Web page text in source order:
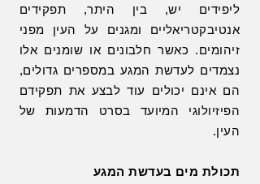
ליפידים יש, בין היתר, תפקידים
אנטיבקטריאליים ומגנים על העין מפני
זיהומים. כאשר חלבונים או שומנים אלו
נצמדים לעדשת המגע במספרים גדולים,
הם אינם יכולים עוד לבצע את תפקידם
הפיזיולוגי המיועד בסרט הדמעות של
העין.
תכולת מים בעדשת המגע